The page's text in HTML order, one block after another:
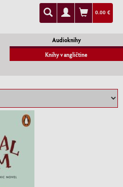
0.00 €
Audioknihy
Knihy v angličtine